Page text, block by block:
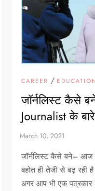
CAREER /
जॉर्नलिस्ट कैसे
Journalist के
जॉर्नलिस्ट कैसे बने– आज
बहोत ही तेजी से बढ़ रही
अगर आप भी एक